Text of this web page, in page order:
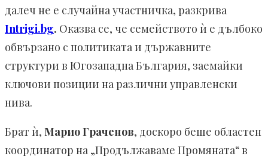
далеч не е случайна участничка, разкрива
Intrigi.bg. Оказва се, че семейството ѝ е дълбоко
обвързано с политиката и държавните
структури в Югозападна България, заемайки
ключови позиции на различни управленски
нива.
Брат ѝ, Марио Граченов, доскоро беше областен
координатор на „Продължаваме Промяната“ в